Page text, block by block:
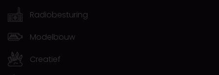
Radiobesturing
Modelbouw
Creatief